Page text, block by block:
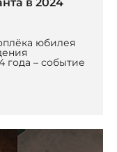
юбилея
года – событие